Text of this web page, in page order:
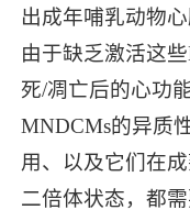
出成年哺乳动物
由于缺乏激活这
死/凋亡后的心功
MNDCMs的异质
用、以及它们在
二倍体状态，都